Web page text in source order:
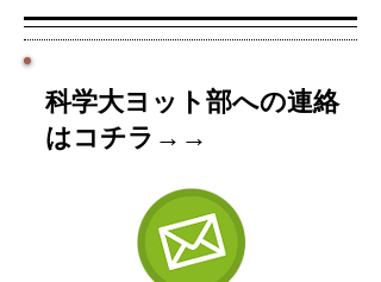
科学大ヨット部への連絡
はコチラ→→